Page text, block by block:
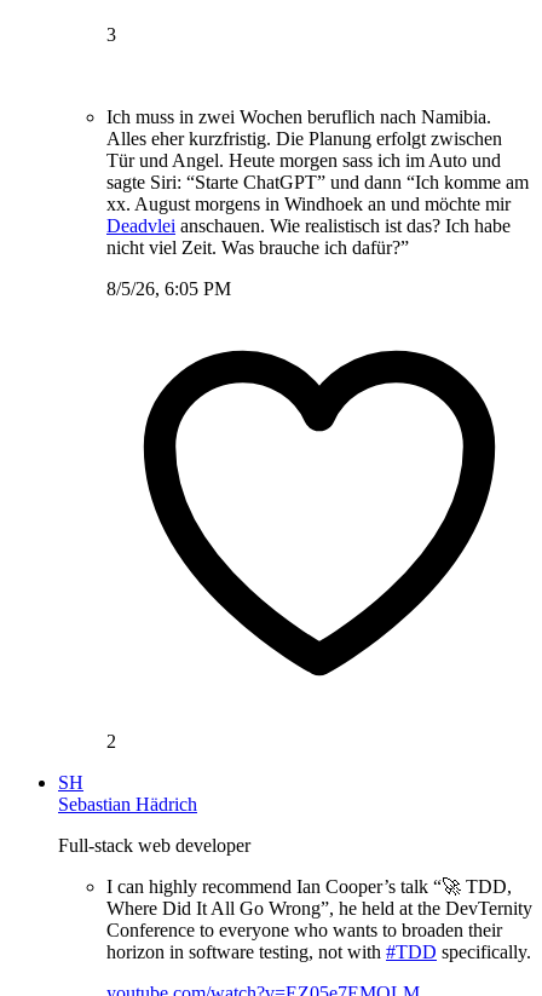
3
Ich muss in zwei Wochen beruflich nach Namibia.
Alles eher kurzfristig. Die Planung erfolgt zwischen
Tür und Angel. Heute morgen sass ich im Auto und
sagte Siri: “Starte ChatGPT” und dann “Ich komme am
xx. August morgens in Windhoek an und möchte mir
Deadvlei anschauen. Wie realistisch ist das? Ich habe
nicht viel Zeit. Was brauche ich dafür?”
8/5/26, 6:05 PM
2
SH
Sebastian Hädrich
Full-stack web developer
I can highly recommend Ian Cooper’s talk “🚀 TDD,
Where Did It All Go Wrong”, he held at the DevTernity
Conference to everyone who wants to broaden their
horizon in software testing, not with #TDD specifically.